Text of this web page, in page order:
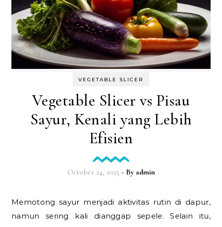
VEGETABLE SLICER
Vegetable Slicer vs Pisau
Sayur, Kenali yang Lebih
Efisien
October 24, 2025 - By admin
Memotong sayur menjadi aktivitas rutin di dapur,
namun sering kali dianggap sepele. Selain itu,